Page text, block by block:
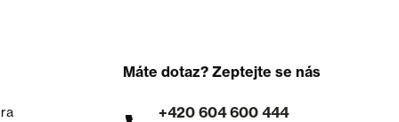
Máte dotaz? Zeptejte se nás
+420 604 600 444